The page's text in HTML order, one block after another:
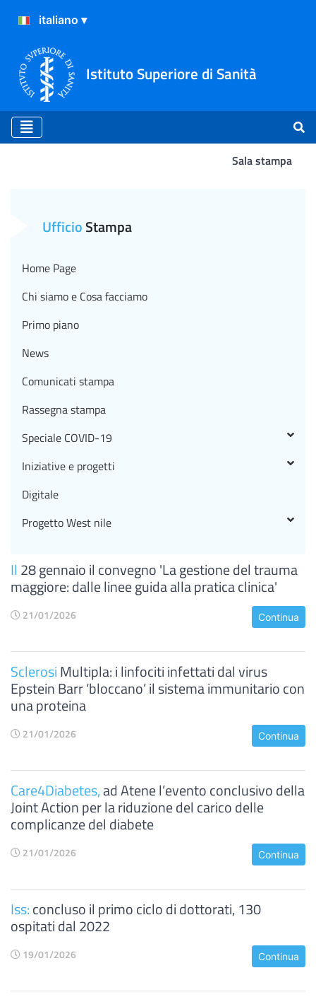
Istituto Superiore di Sanità
Sala stampa
Il 28 gennaio il convegno 'La gestione del trauma
maggiore: dalle linee guida alla pratica clinica'
21/01/2026 Continua
SclerosiMultipla: i linfociti infettati dal virus
Epstein Barr ‘bloccano’ il sistema immunitario con
una proteina
21/01/2026 Continua
Care4Diabetes,ad Atene l’evento conclusivo della
Joint Action per la riduzione del carico delle
complicanze del diabete
21/01/2026 Continua
Iss:concluso il primo ciclo di dottorati, 130
ospitati dal 2022
19/01/2026 Continua
UfficioStampa
Home Page
Chi siamo e Cosa facciamo
Primo piano
News
Comunicati stampa
Rassegna stampa
Speciale COVID-19
Iniziative e progetti
Digitale
Progetto West nile